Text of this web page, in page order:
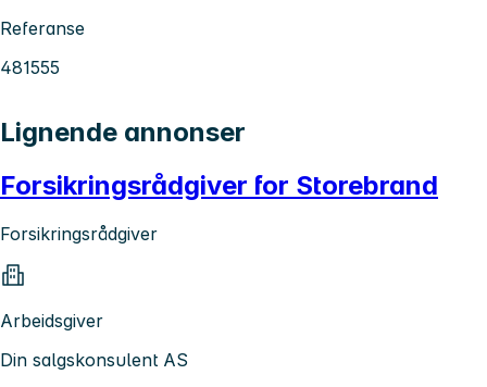
Referanse
481555
Lignende annonser
Forsikringsrådgiver for Storebrand
Forsikringsrådgiver
Arbeidsgiver
Din salgskonsulent AS